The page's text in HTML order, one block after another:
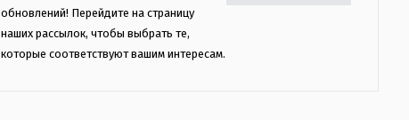
обновлений! Перейдите на страницу
наших рассылок, чтобы выбрать те,
которые соответствуют вашим интересам.